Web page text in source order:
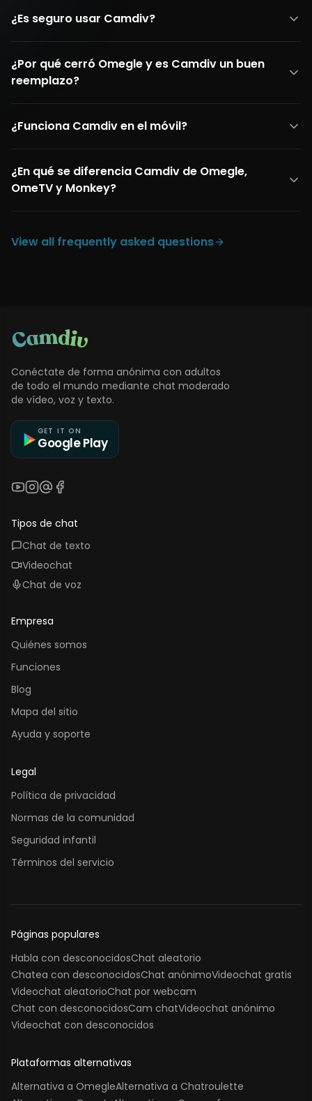
¿Es seguro usar Camdiv?
¿Por qué cerró Omegle y es Camdiv un buen
reemplazo?
¿Funciona Camdiv en el móvil?
¿En qué se diferencia Camdiv de Omegle,
OmeTV y Monkey?
View all frequently asked questions
Conéctate de forma anónima con adultos
de todo el mundo mediante chat moderado
de vídeo, voz y texto.
GET IT ON
Google Play
Tipos de chat
Chat de texto
Videochat
Chat de voz
Empresa
Quiénes somos
Funciones
Blog
Mapa del sitio
Ayuda y soporte
Legal
Política de privacidad
Normas de la comunidad
Seguridad infantil
Términos del servicio
Páginas populares
Habla con desconocidosChat aleatorio
Chatea con desconocidosChat anónimoVideochat gratis
Videochat aleatorioChat por webcam
Chat con desconocidosCam chatVideochat anónimo
Videochat con desconocidos
Plataformas alternativas
Alternativa a OmegleAlternativa a Chatroulette